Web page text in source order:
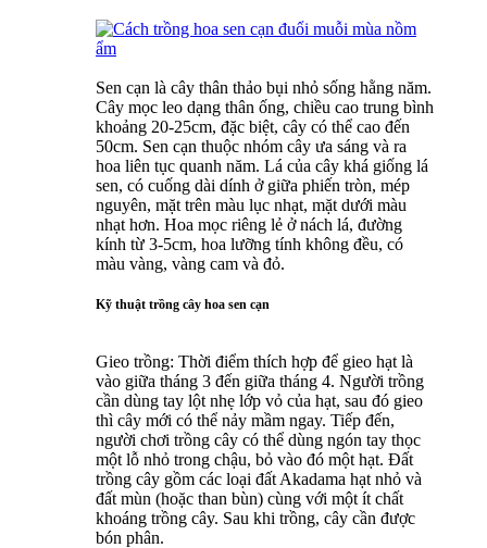
Sen cạn là cây thân thảo bụi nhỏ sống hằng năm.
Cây mọc leo dạng thân ống, chiều cao trung bình
khoảng 20-25cm, đặc biệt, cây có thể cao đến
50cm. Sen cạn thuộc nhóm cây ưa sáng và ra
hoa liên tục quanh năm. Lá của cây khá giống lá
sen, có cuống dài dính ở giữa phiến tròn, mép
nguyên, mặt trên màu lục nhạt, mặt dưới màu
nhạt hơn. Hoa mọc riêng lẻ ở nách lá, đường
kính từ 3-5cm, hoa lưỡng tính không đều, có
màu vàng, vàng cam và đỏ.
Kỹ thuật trồng cây hoa sen cạn
Gieo trồng: Thời điểm thích hợp để gieo hạt là
vào giữa tháng 3 đến giữa tháng 4. Người trồng
cần dùng tay lột nhẹ lớp vỏ của hạt, sau đó gieo
thì cây mới có thể nảy mầm ngay. Tiếp đến,
người chơi trồng cây có thể dùng ngón tay thọc
một lỗ nhỏ trong chậu, bỏ vào đó một hạt. Đất
trồng cây gồm các loại đất Akadama hạt nhỏ và
đất mùn (hoặc than bùn) cùng với một ít chất
khoáng trồng cây. Sau khi trồng, cây cần được
bón phân.